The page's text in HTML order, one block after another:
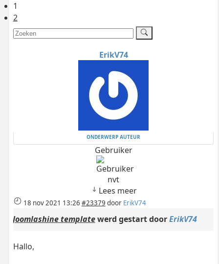
1
2
ErikV74
ONDERWERP AUTEUR
Gebruiker
nvt
Lees meer
18 nov 2021 13:26 #23379 door ErikV74
Joomlashine templatewerd gestart doorErikV74
Hallo,